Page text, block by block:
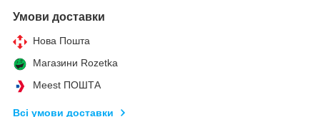
Умови доставки
Нова Пошта
Магазини Rozetka
Meest ПОШТА
Всі умови доставки